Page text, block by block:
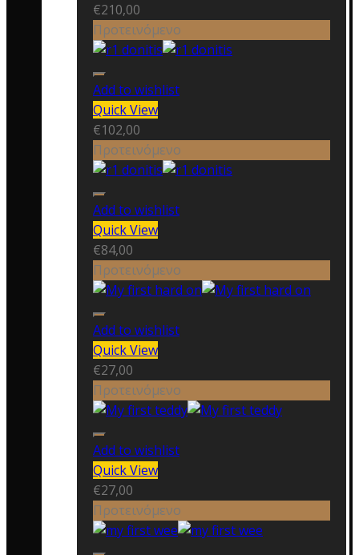
€210,00
Προτεινόμενο
Add to wishlist
Quick View
€102,00
Προτεινόμενο
Add to wishlist
Quick View
€84,00
Προτεινόμενο
Add to wishlist
Quick View
€27,00
Προτεινόμενο
Add to wishlist
Quick View
€27,00
Προτεινόμενο